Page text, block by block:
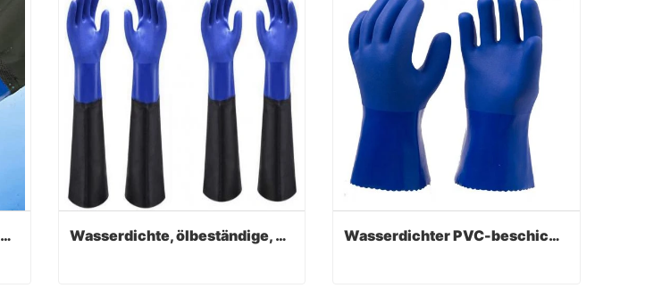
Wasserdichter PVC-beschichteter Handschuh mit langen Ärmelbündchen Wasserdichte, ölbeständige, PVC-beschichtete Handschuhe Wasserdichter PVC-beschichteter Handschuh mit langer Manschette